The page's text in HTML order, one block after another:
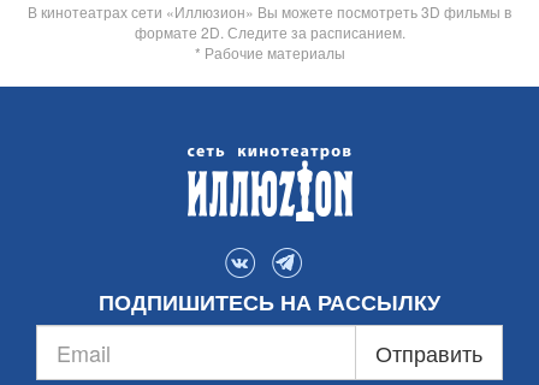
В кинотеатрах сети «Иллюзион» Вы можете посмотреть 3D фильмы в
формате 2D. Следите за расписанием.
* Рабочие материалы
ПОДПИШИТЕСЬ НА РАССЫЛКУ
Отправить